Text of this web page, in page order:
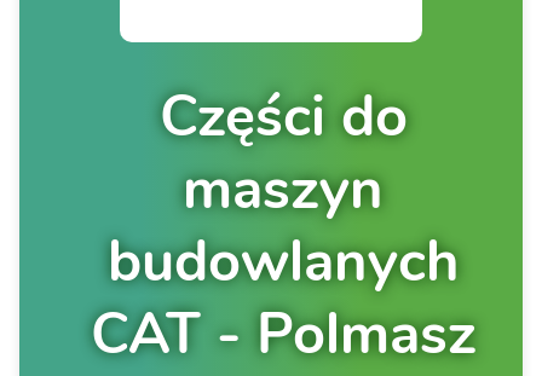
Części do
maszyn
budowlanych
CAT - Polmasz